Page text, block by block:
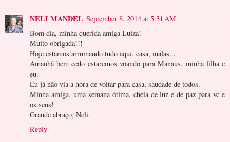
NELI MANDEL September 8, 2014 at 5:31 AM
Bom dia, minha querida amiga Luiza!
Muito obrigada!!!
Hoje estamos arrumando tudo aqui, casa, malas...
Amanhã bem cedo estaremos voando para Manaus, minha filha e
eu.
Eu já não via a hora de voltar para casa, saudade de todos.
Minha amiga, uma semana ótima, cheia de luz e de paz para vc e
os seus!
Grande abraço, Neli.
Reply